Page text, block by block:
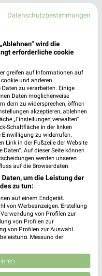
für Weiden
in
App!
laden
Datenschutzbestimmungen
wird die
erforderliche cookie
greifen auf Informationen auf
und anderen
zu verarbeiten. Einige
Daten möglicherweise
dem zu widersprechen, öffnen
akzeptieren, ablehnen
„Einstellungen verwalten“
Schaltfläche in der linken
Einwilligung zu widerrufen,
Link in der Fußzeile der Website
Auf dieser Seite können
werden unseren
auf die Browserdaten.
um die Leistung der
zu tun:
auf einem Endgerät.
von Werbeanzeigen. Erstellung
von Profilen zur
von Profilen zur
von Profilen zur Auswahl
Messung der
Quellen. Entwicklung und
Daten zur Auswahl